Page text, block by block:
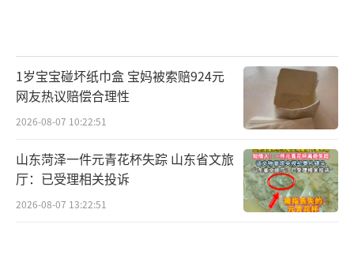
1岁宝宝碰坏纸巾盒 宝妈被索赔924元
网友热议赔偿合理性
2026-08-07 10:22:51
山东菏泽一件元青花杯失踪 山东省文旅
厅：已受理相关投诉
2026-08-07 13:22:51